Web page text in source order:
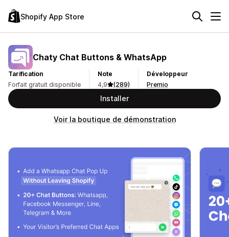
Shopify App Store
Chaty Chat Buttons & WhatsApp
Tarification
Forfait gratuit disponible
Note
4,9
(289)
Développeur
Premio
Installer
Voir la boutique de démonstration